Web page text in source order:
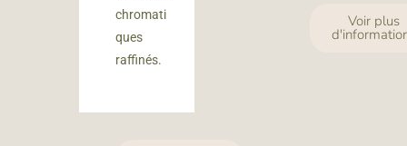
chromati
ques
raffinés.
Voir plus